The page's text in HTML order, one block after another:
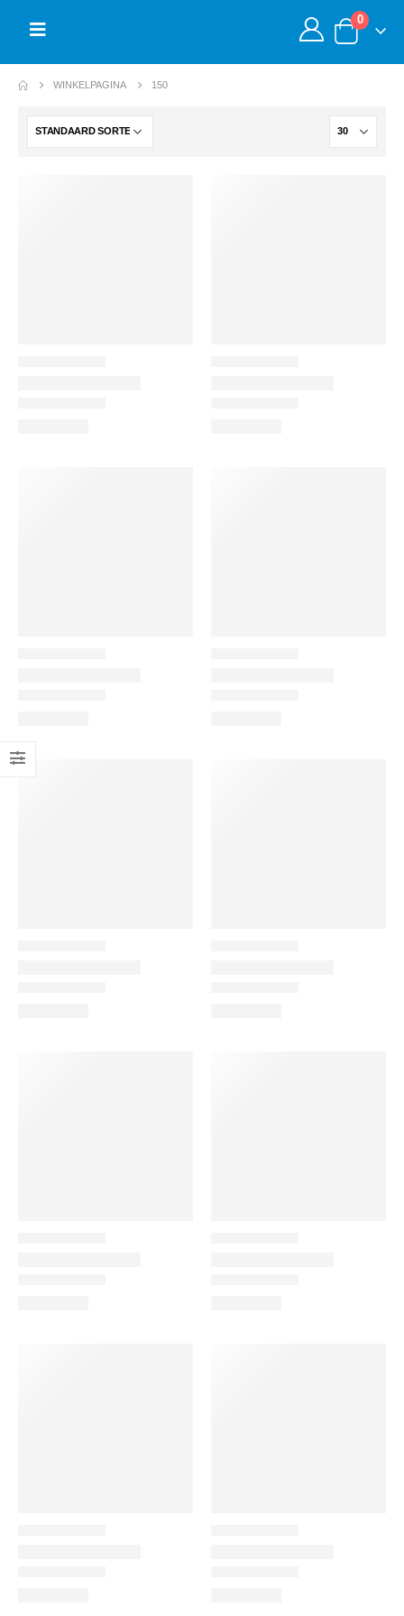
0
WINKELPAGINA 150